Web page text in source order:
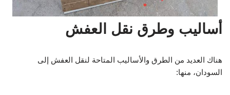
أساليب وطرق نقل العفش
هناك العديد من الطرق والأساليب المتاحة لنقل العفش إلى
السودان، منها: